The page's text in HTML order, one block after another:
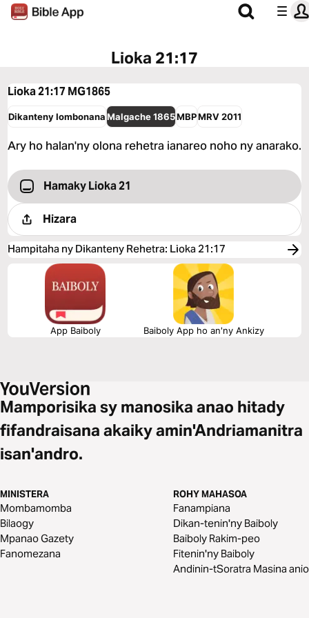
Lioka 21:17
Lioka 21:17 MG1865
Dikanteny IombonanaMalgache 1865MBPMRV 2011
Ary ho halan'ny olona rehetra ianareo noho ny anarako.
Hamaky Lioka 21
Hizara
Hampitaha ny Dikanteny Rehetra: Lioka 21:17
App Baiboly Baiboly App ho an'ny Ankizy
Mamporisika sy manosika anao hitady
fifandraisana akaiky amin'Andriamanitra
isan'andro.
MINISTERA
Mombamomba
Bilaogy
Mpanao Gazety
Fanomezana
ROHY MAHASOA
Fanampiana
Dikan-tenin'ny Baiboly
Baiboly Rakim-peo
Fitenin'ny Baiboly
Andinin-tSoratra Masina anio